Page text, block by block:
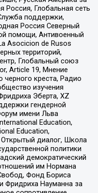
Глобальная сеть
поддержки,
Россия Северный
помощи, Антивоенный
Asocicion de Rusos
территорий,
Глобальный союз
Article 19, Мнение
черного креста, Радио
изучения
Эберта, XZ
гендерной
имени Льва
Education,
Education,
диалог, Школа
политики
демократический
им Нормана
Фонд Бориса
Фридриха Науманна за